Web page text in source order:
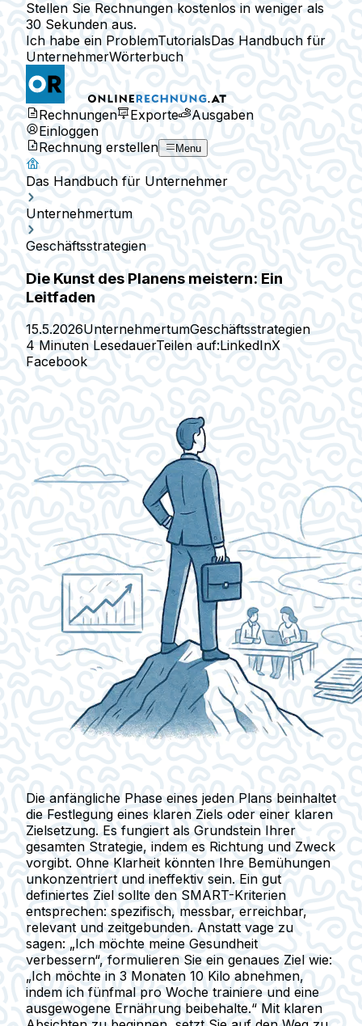
Stellen Sie Rechnungen kostenlos in weniger als
30 Sekunden aus.
Ich habe ein ProblemTutorialsDas Handbuch für
UnternehmerWörterbuch
Rechnungen Exporte
Ausgaben
Einloggen
Rechnung erstellen
Menu
Das Handbuch für Unternehmer
Unternehmertum
Geschäftsstrategien
Die Kunst des Planens meistern: Ein
Leitfaden
15.5.2026UnternehmertumGeschäftsstrategien
4 Minuten LesedauerTeilen auf:LinkedInX
Facebook
Die anfängliche Phase eines jeden Plans beinhaltet
die Festlegung eines klaren Ziels oder einer klaren
Zielsetzung. Es fungiert als Grundstein Ihrer
gesamten Strategie, indem es Richtung und Zweck
vorgibt. Ohne Klarheit könnten Ihre Bemühungen
unkonzentriert und ineffektiv sein. Ein gut
definiertes Ziel sollte den SMART-Kriterien
entsprechen: spezifisch, messbar, erreichbar,
relevant und zeitgebunden. Anstatt vage zu
sagen: „Ich möchte meine Gesundheit
verbessern“, formulieren Sie ein genaues Ziel wie:
„Ich möchte in 3 Monaten 10 Kilo abnehmen,
indem ich fünfmal pro Woche trainiere und eine
ausgewogene Ernährung beibehalte.“ Mit klaren